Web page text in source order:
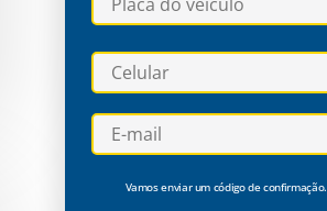
Vamos enviar um código de confirmação.